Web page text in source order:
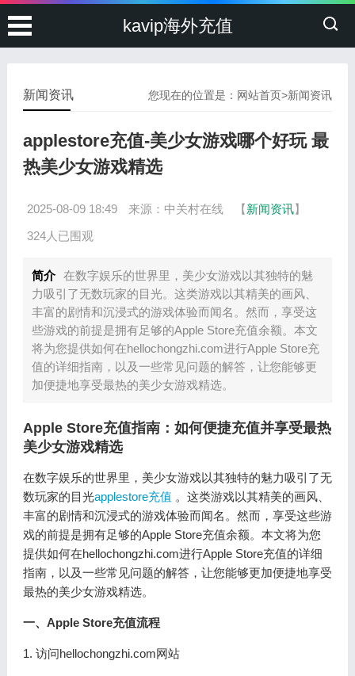
kavip海外充值
您现在的位置是： 网站首页>新闻资讯
新闻资讯
applestore充值-美少女游戏哪个好玩 最
热美少女游戏精选
2025-08-09 18:49 来源：中关村在线 【新闻资讯】
324人已围观
简介 在数字娱乐的世界里，美少女游戏以其独特的魅
力吸引了无数玩家的目光。这类游戏以其精美的画风、
丰富的剧情和沉浸式的游戏体验而闻名。然而，享受这
些游戏的前提是拥有足够的Apple Store充值余额。本文
将为您提供如何在hellochongzhi.com进行Apple Store充
值的详细指南，以及一些常见问题的解答，让您能够更
加便捷地享受最热的美少女游戏精选。
Apple Store充值指南：如何便捷充值并享受最热
美少女游戏精选
在数字娱乐的世界里，美少女游戏以其独特的魅力吸引了无
数玩家的目光applestore充值 。这类游戏以其精美的画风、
丰富的剧情和沉浸式的游戏体验而闻名。然而，享受这些游
戏的前提是拥有足够的Apple Store充值余额。本文将为您
提供如何在hellochongzhi.com进行Apple Store充值的详细
指南，以及一些常见问题的解答，让您能够更加便捷地享受
最热的美少女游戏精选。
一、Apple Store充值流程
1. 访问hellochongzhi.com网站